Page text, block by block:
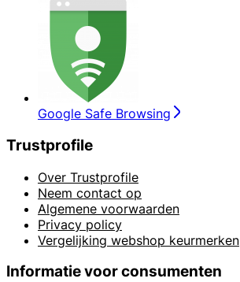
Google Safe Browsing
Trustprofile
Over Trustprofile
Neem contact op
Algemene voorwaarden
Privacy policy
Vergelijking webshop keurmerken
Informatie voor consumenten